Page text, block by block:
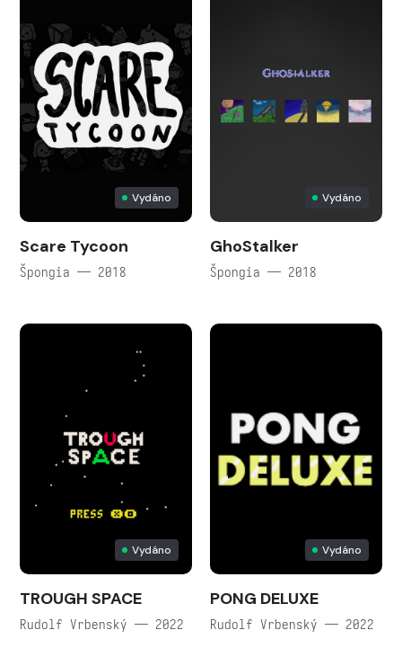
Vydáno
Scare Tycoon
Špongia — 2018
Vydáno
GhoStalker
Špongia — 2018
Vydáno
TROUGH SPACE
Rudolf Vrbenský — 2022
Vydáno
PONG DELUXE
Rudolf Vrbenský — 2022